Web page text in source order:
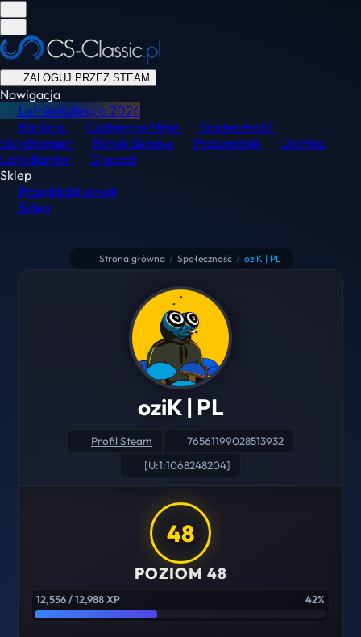
ZALOGUJ PRZEZ STEAM
Nawigacja
Letnia Kolekcja2026
Ranking
Codzienne Misje
Społeczność
Skinchanger
Rynek Skinów Przewodnik
Demka
Lista Banów
Discord
Sklep
Przeglądaj usługi
Sklep
Strona główna / Społeczność / oziK | PL
oziK | PL
Profil Steam
76561199028513932
[U:1:1068248204]
48
POZIOM 48
12,556 / 12,988 XP 42%